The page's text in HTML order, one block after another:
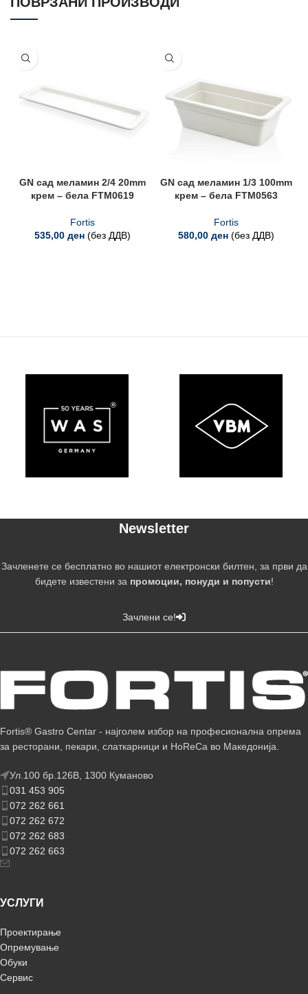
GN сад меламин 2/4 20mm
крем – бела FTM0619
Fortis
535,00 ден (без ДДВ)
GN сад меламин 1/3 100mm
крем – бела FTM0563
Fortis
580,00 ден (без ДДВ)
Newsletter
Зачленете се бесплатно во нашиот електронски билтен, за први да
бидете известени за промоции, понуди и попусти!
Зачлени се!
Fortis® Gastro Centar - најголем избор на професионална опрема
за ресторани, пекари, слаткарници и HoReCa во Македонија.
Ул.100 бр.126В, 1300 Куманово
031 453 905
072 262 661
072 262 672
072 262 683
072 262 663
УСЛУГИ
Проектирање
Опремување
Обуки
Сервис